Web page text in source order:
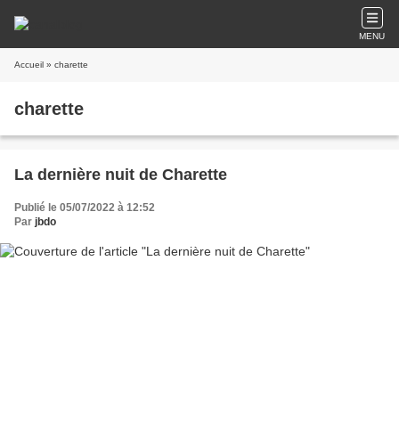
MENU
Accueil » charette
charette
La dernière nuit de Charette
Publié le 05/07/2022 à 12:52
Par jbdo